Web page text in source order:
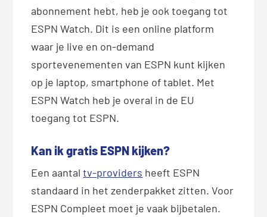
abonnement hebt, heb je ook toegang tot
ESPN Watch. Dit is een online platform
waar je live en on-demand
sportevenementen van ESPN kunt kijken
op je laptop, smartphone of tablet. Met
ESPN Watch heb je overal in de EU
toegang tot ESPN.
Kan ik gratis ESPN kijken?
Een aantaltv-providers heeft ESPN
standaard in het zenderpakket zitten. Voor
ESPN Compleet moet je vaak bijbetalen.